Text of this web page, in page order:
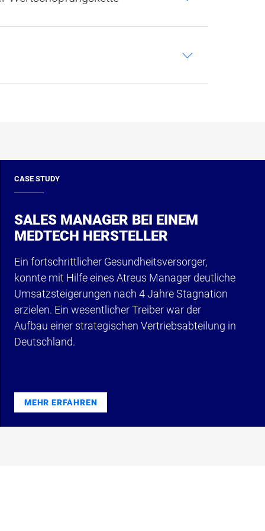
c
CASE STUDY
SALES MANAGER BEI EINEM
MEDTECH HERSTELLER
Ein fortschrittlicher Gesundheitsversorger,
konnte mit Hilfe eines Atreus Manager deutliche
Umsatzsteigerungen nach 4 Jahre Stagnation
erzielen. Ein wesentlicher Treiber war der
Aufbau einer strategischen Vertriebsabteilung in
Deutschland.
MEHR ERFAHREN